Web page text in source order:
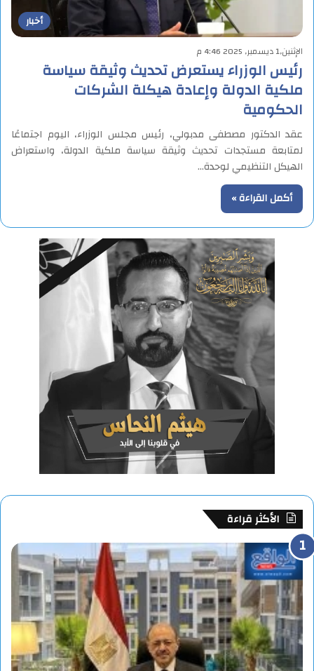
أخبار
الإثنين,1 ديسمبر, 2025 4:46 م
رئيس الوزراء يستعرض تحديث وثيقة سياسة
ملكية الدولة وإعادة هيكلة الشركات
الحكومية
عقد الدكتور مصطفى مدبولي، رئيس مجلس الوزراء، اليوم اجتماعًا
لمتابعة مستجدات تحديث وثيقة سياسة ملكية الدولة، واستعراض
الهيكل التنظيمي لوحدة…
أكمل القراءة »
الأكثر قراءة